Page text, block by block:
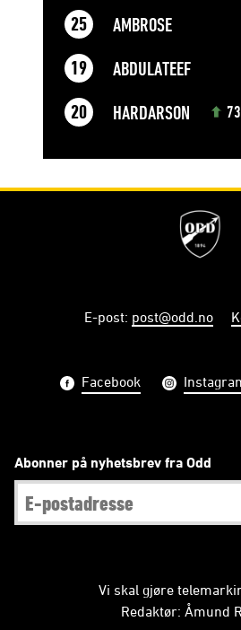
25 AMBROSE
19 ABDULATEEF
20 HARDARSON
E-post: post@odd.no
Facebook
Abonner på nyhetsbrev fra Odd
Vi skal gjøre
Redaktør: Åmund